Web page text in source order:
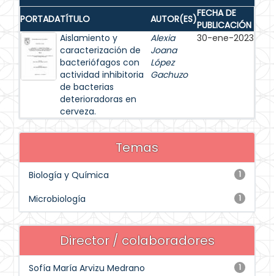
PORTADATÍTULO AUTOR(ES)FECHA DE
PUBLICACIÓN
Aislamiento y
caracterización de
bacteriófagos con
actividad inhibitoria
de bacterias
deterioradoras en
cerveza.
Alexia
Joana
López
Gachuzo
30-ene-2023
Temas
1
Biología y Química
1
Microbiología
Director / colaboradores
1
Sofía María Arvizu Medrano